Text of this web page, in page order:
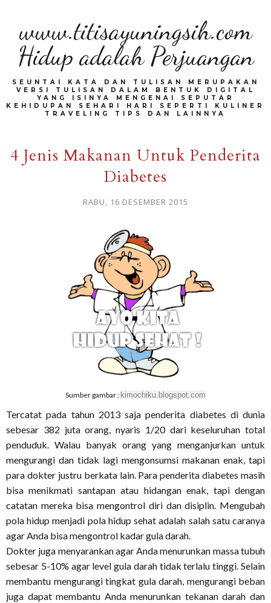
www.titisayuningsih.com
Hidup adalah Perjuangan
SEUNTAI KATA DAN TULISAN MERUPAKAN
VERSI TULISAN DALAM BENTUK DIGITAL
YANG ISINYA MENGENAI SEPUTAR
KEHIDUPAN SEHARI HARI SEPERTI KULINER
TRAVELING TIPS DAN LAINNYA
4 Jenis Makanan Untuk Penderita
Diabetes
RABU, 16 DESEMBER 2015
Sumber gambar : kimochiku.blogspot.com
Tercatat pada tahun 2013 saja penderita diabetes di dunia
sebesar 382 juta orang, nyaris 1/20 dari keseluruhan total
penduduk. Walau banyak orang yang menganjurkan untuk
mengurangi dan tidak lagi mengonsumsi makanan enak, tapi
para dokter justru berkata lain. Para penderita diabetes masih
bisa menikmati santapan atau hidangan enak, tapi dengan
catatan mereka bisa mengontrol diri dan disiplin. Mengubah
pola hidup menjadi pola hidup sehat adalah salah satu caranya
agar Anda bisa mengontrol kadar gula darah.
Dokter juga menyarankan agar Anda menurunkan massa tubuh
sebesar 5-10% agar level gula darah tidak terlalu tinggi. Selain
membantu mengurangi tingkat gula darah, mengurangi beban
juga dapat membantu Anda menurunkan tekanan darah dan